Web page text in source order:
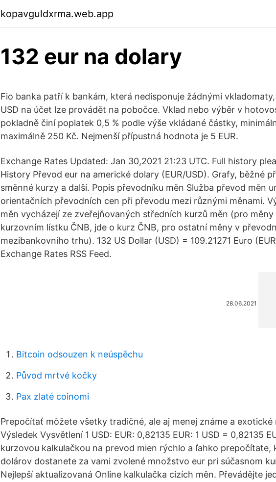
kopavguldxrma.web.app
132 eur na dolary
Fio banka patří k bankám, která nedisponuje žádnými vkladomaty,
USD na účet lze provádět na pobočce. Vklad nebo výběr v
pokladně činí poplatek 0,5 % podle výše vkládané částky,
maximálně 250 Kč. Nejmenší přípustná hodnota je 5 EUR.
Exchange Rates Updated: Jan 30,2021 21:23 UTC. Full history
History Převod eur na americké dolary (EUR/USD). Grafy, běžné
směnné kurzy a další. Popis převodníku měn Služba převod měn
orientačních převodních cen při převodu mezi různými měnami.
měn vycházejí ze zveřejňovaných středních kurzů měn (pro
kurzovním lístku ČNB, jde o kurz ČNB, pro ostatní měny v
mezibankovního trhu). 132 US Dollar (USD) = 109.21271 Euro
Exchange Rates RSS Feed.
28.06.2021
Bitcoin odsouzen k neúspěchu
Původ mrtvé kočky
Pax zlaté coinomi
Prepočítať môžete všetky tradičné, ale aj menej známe a exotické
Výsledek Vysvětlení 1 USD: EUR: 0,82135 EUR: 1 USD = 0,82135
kurzovou kalkulačkou na prevod mien rýchlo a ľahko prepočítate,
dolárov dostanete za vami zvolené množstvo eur pri súčasnom
Nejlepší aktualizovaná Online kalkulačka cizích měn. Převádějte